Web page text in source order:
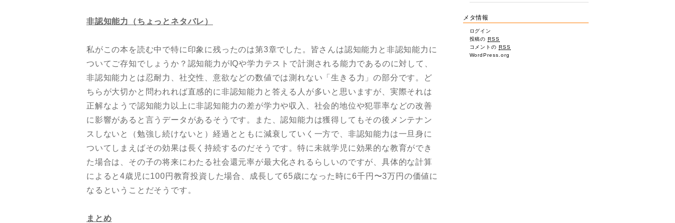
非認知能力（ちょっとネタバレ）
私がこの本を読む中で特に印象に残ったのは第3章でした。皆さんは認知能力と非認知能力に
ついてご存知でしょうか？認知能力がIQや学力テストで計測される能力であるのに対して、
非認知能力とは忍耐力、社交性、意欲などの数値では測れない「生きる力」の部分です。ど
ちらが大切かと問われれば直感的に非認知能力と答える人が多いと思いますが、実際それは
正解なようで認知能力以上に非認知能力の差が学力や収入、社会的地位や犯罪率などの改善
に影響があると言うデータがあるそうです。また、認知能力は獲得してもその後メンテナン
スしないと（勉強し続けないと）経過とともに減衰していく一方で、非認知能力は一旦身に
ついてしまえばその効果は長く持続するのだそうです。特に未就学児に効果的な教育ができ
た場合は、その子の将来にわたる社会還元率が最大化されるらしいのですが、具体的な計算
によると4歳児に100円教育投資した場合、成長して65歳になった時に6千円〜3万円の価値に
なるということだそうです。
まとめ
メタ情報
ログイン
投稿の RSS
コメントの RSS
WordPress.org